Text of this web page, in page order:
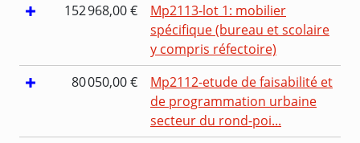
152 968,00 €
Mp2113-lot 1: mobilier
spécifique (bureau et scolaire
y compris réfectoire)
80 050,00 €
Mp2112-etude de faisabilité et
de programmation urbaine
secteur du rond-poi...